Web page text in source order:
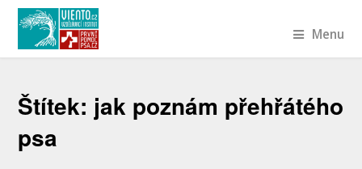
Menu
Štítek: jak poznám přehřátého
psa